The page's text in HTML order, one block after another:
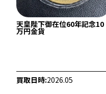
22金 (K22) ネックレス
天皇陛下御在位60年記念10
万円金貨
買取日時:2026.05